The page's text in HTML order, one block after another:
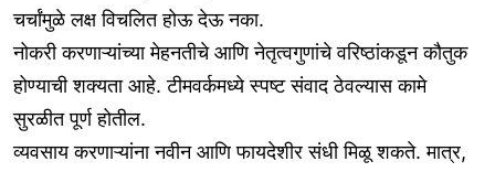
चर्चांमुळे लक्ष विचलित होऊ देऊ नका.
नोकरी करणाऱ्यांच्या मेहनतीचे आणि नेतृत्वगुणांचे वरिष्ठांकडून कौतुक
होण्याची शक्यता आहे. टीमवर्कमध्ये स्पष्ट संवाद ठेवल्यास कामे
सुरळीत पूर्ण होतील.
व्यवसाय करणाऱ्यांना नवीन आणि फायदेशीर संधी मिळू शकते. मात्र,